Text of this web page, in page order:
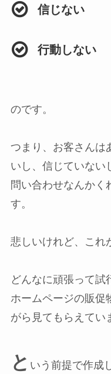
信じない
行動しない
のです。
つまり、お客さんは
いし、信じていない
問い合わせなんかく
す。
悲しいけれど、これ
どんなに頑張って試
ホームページの販促
がら見てもらえてい
と いう前提で作成